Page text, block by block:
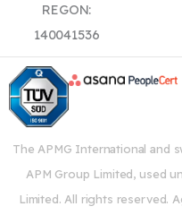
REGON:
140041536
The APMG International and
APM Group Limited, used
Limited. All rights reserved.